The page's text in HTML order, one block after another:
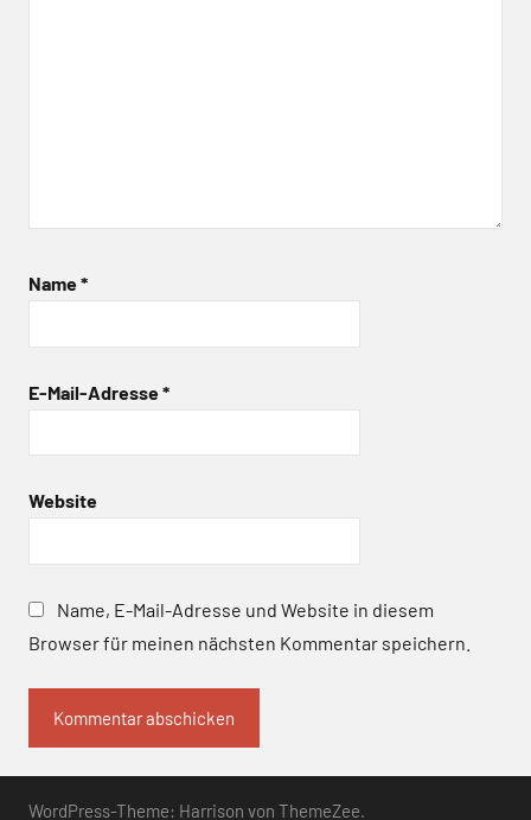
Name*
E-Mail-Adresse*
Website
Name, E-Mail-Adresse und Website in diesem
Browser für meinen nächsten Kommentar speichern.
WordPress-Theme: Harrison von ThemeZee.